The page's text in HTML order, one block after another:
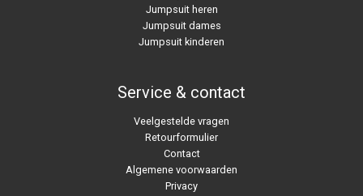
Jumpsuit heren
Jumpsuit dames
Jumpsuit kinderen
Service & contact
Veelgestelde vragen
Retourformulier
Contact
Algemene voorwaarden
Privacy